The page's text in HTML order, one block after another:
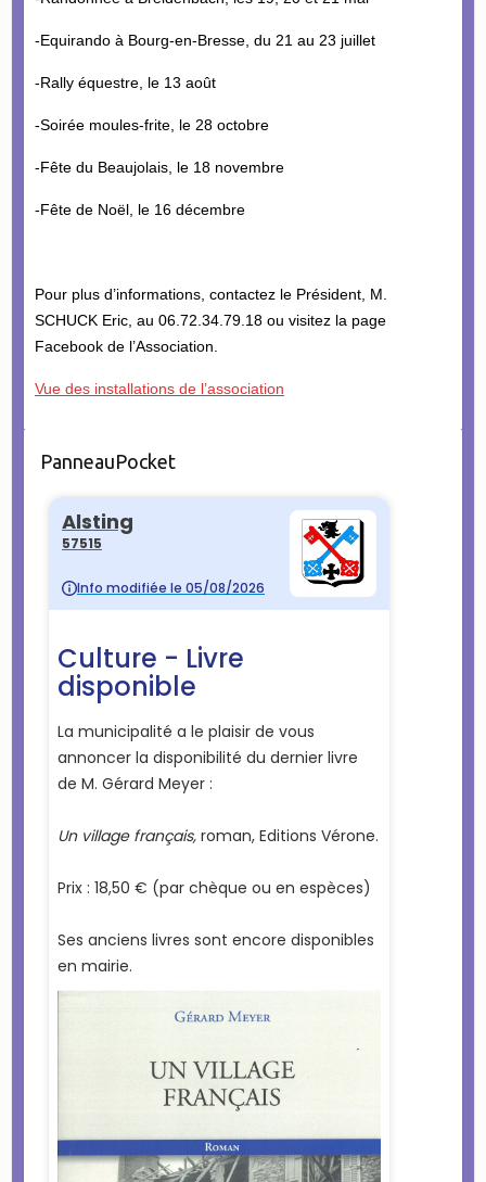
-Equirando à Bourg-en-Bresse, du 21 au 23 juillet
-Rally équestre, le 13 août
-Soirée moules-frite, le 28 octobre
-Fête du Beaujolais, le 18 novembre
-Fête de Noël, le 16 décembre
Pour plus d’informations, contactez le Président, M.
SCHUCK Eric, au 06.72.34.79.18 ou visitez la page
Facebook de l’Association.
Vue des installations de l’association
PanneauPocket